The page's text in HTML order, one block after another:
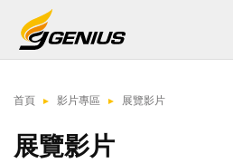
首頁 影片專區 展覽影片
展覽影片